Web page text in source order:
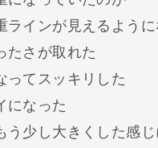
ラインが見えるように
たさが取れた
ってスッキリした
になった
う少し大きくした感